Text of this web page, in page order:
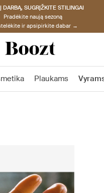
DARBĄ, SUGRĮŽKITE STILINGAI
Pradėkite naują sezoną
ir apsipirkite dabar →
Plaukams